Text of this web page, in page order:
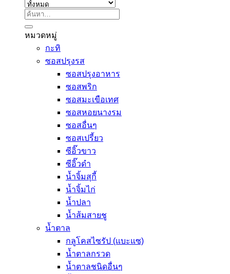
ค้นหา:
หมวดหมู่
กะทิ
ซอสปรุงรส
ซอสปรุงอาหาร
ซอสพริก
ซอสมะเขือเทศ
ซอสหอยนางรม
ซอสอื่นๆ
ซอสเปรี้ยว
ซีอิ๊วขาว
ซีอิ๊วดำ
น้ำจิ้มสุกี้
น้ำจิ้มไก่
น้ำปลา
น้ำส้มสายชู
น้ำตาล
กลูโคสไซรัป (แบะแซ)
น้ำตาลกรวด
น้ำตาลชนิดอื่นๆ